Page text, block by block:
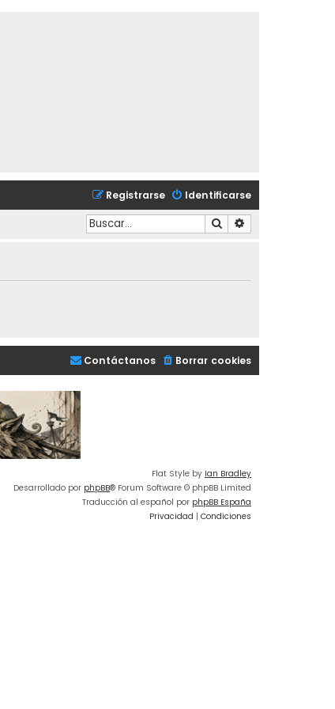
Identificarse
Registrarse
Buscar
Borrar cookies
Contáctanos
Flat Style by Ian Bradley
Desarrollado por phpBB® Forum Software © phpBB Limited
Traducción al español por phpBB España
Privacidad | Condiciones